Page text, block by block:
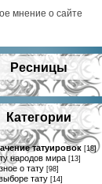
мнение о сайте
Ресницы
Категории
татуировок [18]
народов мира [13]
о тату [98]
тату [14]